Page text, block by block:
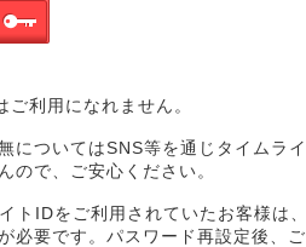
利用になれません。
についてはSNS等を通じタイムライ
ので、ご安心ください。
トIDをご利用されていたお客様は、
必要です。パスワード再設定後、ご